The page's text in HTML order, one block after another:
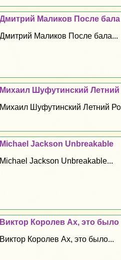
Дмитрий Маликов После бала
Дмитрий Маликов После бала...
Михаил Шуфутинский
Михаил Шуфутинский Летний
Michael Jackson Unbreakable
Michael Jackson Unbreakable...
Виктор Королев Ах, это было
Виктор Королев Ах, это было...